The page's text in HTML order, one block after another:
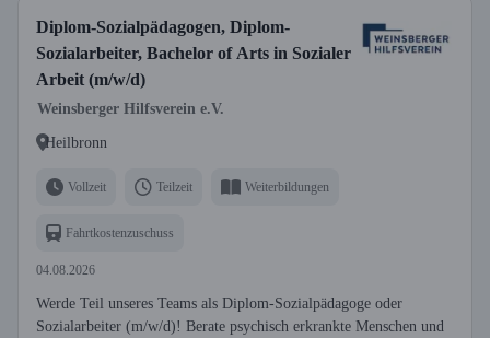
Diplom-Sozialpädagogen, Diplom-
Sozialarbeiter, Bachelor of Arts in Sozialer
Arbeit (m/w/d)
Weinsberger Hilfsverein e.V.
Heilbronn
Vollzeit Teilzeit Weiterbildungen
Fahrtkostenzuschuss
04.08.2026
Werde Teil unseres Teams als Diplom-Sozialpädagoge oder
Sozialarbeiter (m/w/d)! Berate psychisch erkrankte Menschen und